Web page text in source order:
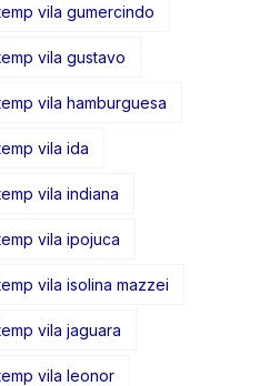
vila gumercindo
vila gustavo
vila hamburguesa
vila ida
vila indiana
vila ipojuca
vila isolina mazzei
vila jaguara
vila leonor